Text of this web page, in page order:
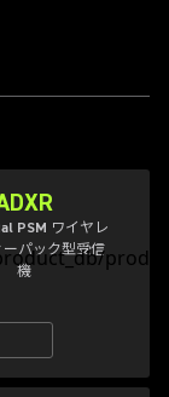
PSM ワイヤレ
ーパック型受信
機